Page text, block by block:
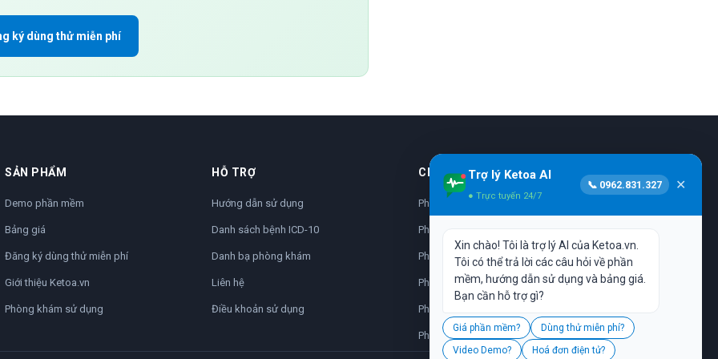
ký dùng thử miễn phí
SẢN PHẨM
Demo phần mềm
Bảng giá
Đăng ký dùng thử miễn phí
Giới thiệu Ketoa.vn
Phòng khám sử dụng
HỖ TRỢ
Hướng dẫn sử dụng
Danh sách bệnh ICD-10
Danh bạ phòng khám
Liên hệ
Điều khoản sử dụng
CHUYÊN KHOA
Phần mềm nhi khoa
Phần mềm da liễu
Phần mềm nhãn khoa
Phần mềm sản phụ khoa
Phần mềm nha khoa
Phần mềm y học cổ truyền
Trợ lý Ketoa AI
● Trực tuyến 24/7
📞 0962.831.327 ✕
Xin chào! Tôi là trợ lý AI của Ketoa.vn.
Tôi có thể trả lời các câu hỏi về phần
mềm, hướng dẫn sử dụng và bảng giá.
Bạn cần hỗ trợ gì?
Giá phần mềm?
Dùng thử miễn phí?
Video Demo?
Hoá đơn điện tử?